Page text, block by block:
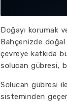
Doğayı korumak
Bahçenizde
çevreye katkıda
solucan gübresi,
Solucan gübresi
sisteminden